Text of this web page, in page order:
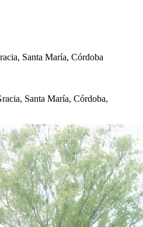
Santa María, Córdoba
Santa María, Córdoba,